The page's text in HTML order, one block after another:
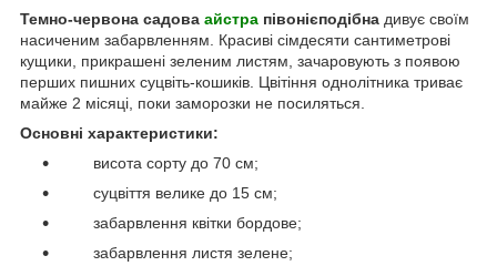
Темно-червона садова айстра півонієподібна дивує своїм
насиченим забарвленням. Красиві сімдесяти сантиметрові
кущики, прикрашені зеленим листям, зачаровують з появою
перших пишних суцвіть-кошиків. Цвітіння однолітника триває
майже 2 місяці, поки заморозки не посиляться.
Основні характеристики:
висота сорту до 70 см;
суцвіття велике до 15 см;
забарвлення квітки бордове;
забарвлення листя зелене;